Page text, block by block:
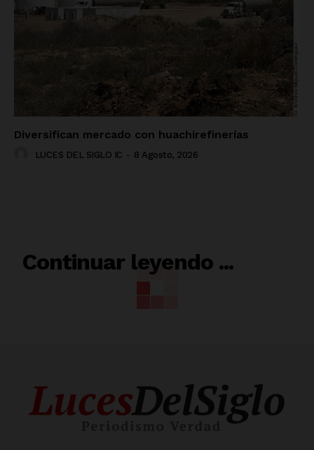
Diversifican mercado con huachirefinerías
LUCES DEL SIGLO IC - 8 Agosto, 2026
Continuar leyendo ...
RELACIONADO